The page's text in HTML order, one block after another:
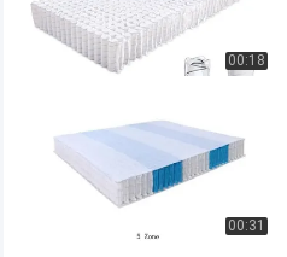
00:18
00:31